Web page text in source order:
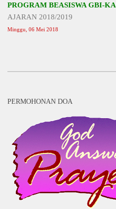
PROGRAM BEASISWA GBI-KA
AJARAN 2018/2019
Minggu, 06 Mei 2018
PERMOHONAN DOA